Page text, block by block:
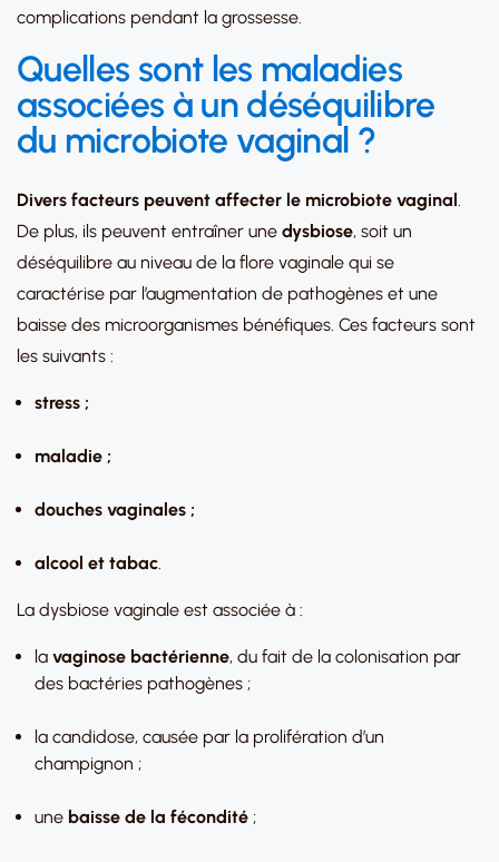
complications pendant la grossesse.
Quelles sont les maladies
associées à un déséquilibre
du microbiote vaginal ?
Divers facteurs peuvent affecter le microbiote vaginal.
De plus, ils peuvent entraîner une dysbiose, soit un
déséquilibre au niveau de la flore vaginale qui se
caractérise par l’augmentation de pathogènes et une
baisse des microorganismes bénéfiques. Ces facteurs sont
les suivants :
stress ;
maladie ;
douches vaginales ;
alcool et tabac.
La dysbiose vaginale est associée à :
la vaginose bactérienne, du fait de la colonisation par
des bactéries pathogènes ;
la candidose, causée par la prolifération d’un
champignon ;
une baisse de la fécondité ;